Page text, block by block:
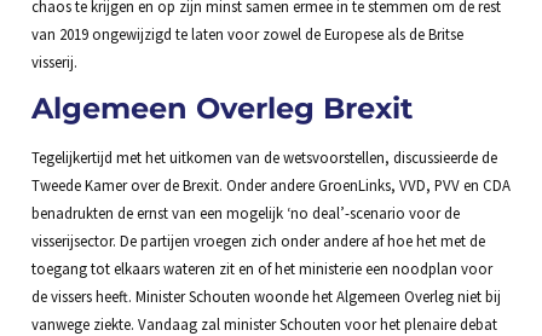
chaos te krijgen en op zijn minst samen ermee in te stemmen om de rest
van 2019 ongewijzigd te laten voor zowel de Europese als de Britse
visserij.
Algemeen Overleg Brexit
Tegelijkertijd met het uitkomen van de wetsvoorstellen, discussieerde de
Tweede Kamer over de Brexit. Onder andere GroenLinks, VVD, PVV en CDA
benadrukten de ernst van een mogelijk ‘no deal’-scenario voor de
visserijsector. De partijen vroegen zich onder andere af hoe het met de
toegang tot elkaars wateren zit en of het ministerie een noodplan voor
de vissers heeft. Minister Schouten woonde het Algemeen Overleg niet bij
vanwege ziekte. Vandaag zal minister Schouten voor het plenaire debat